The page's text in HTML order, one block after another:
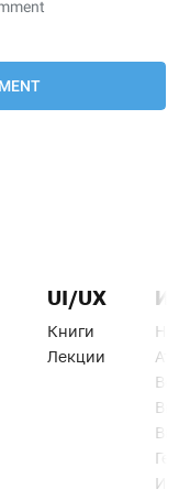
UI/UX
Книги
Лекции
Веб